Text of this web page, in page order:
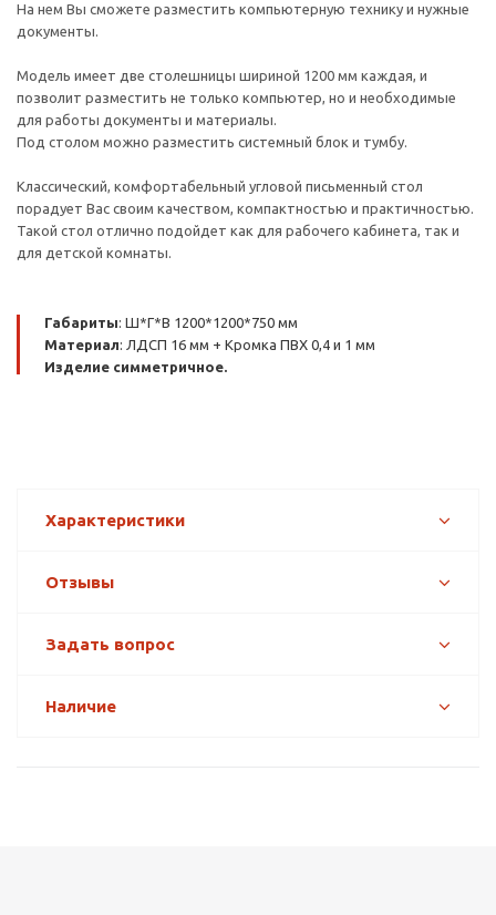
На нем Вы сможете разместить компьютерную технику и нужные
документы.
Модель имеет две столешницы шириной 1200 мм каждая, и
позволит разместить не только компьютер, но и необходимые
для работы документы и материалы.
Под столом можно разместить системный блок и тумбу.
Классический, комфортабельный угловой письменный стол
порадует Вас своим качеством, компактностью и практичностью.
Такой стол отлично подойдет как для рабочего кабинета, так и
для детской комнаты.
Габариты: Ш*Г*В 1200*1200*750 мм
Материал: ЛДСП 16 мм + Кромка ПВХ 0,4 и 1 мм
Изделие симметричное.
Характеристики
Отзывы
Задать вопрос
Наличие